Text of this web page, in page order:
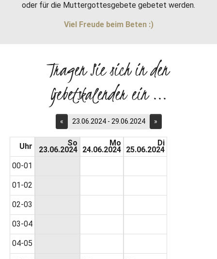
oder für die Muttergottesgebete gebetet werden.
Viel Freude beim Beten :)
Tragen Sie sich in den
Gebetskalender ein ...
« 23.06.2024 - 29.06.2024 »
Uhr
00-01
01-02
02-03
03-04
04-05
So
23.06.2024
Mo
24.06.2024
Di
25.06.2024